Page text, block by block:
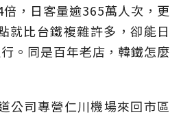
，日客量逾365萬人次，更
就比台鐵複雜許多，卻能日
。同是百年老店，韓鐵怎麼
公司專營仁川機場來回市區